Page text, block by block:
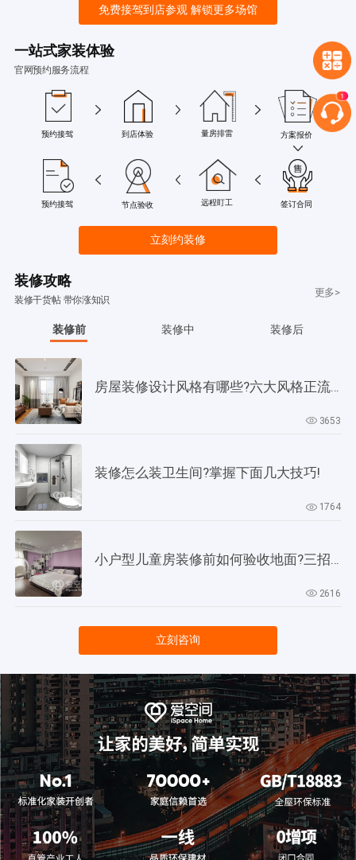
免费接驾到店参观 解锁更多场馆
一站式家装体验
官网预约服务流程
预约接驾 到店体验 量房排雷 方案报价
预约接驾 节点验收 远程盯工 签订合同
立刻约装修
装修攻略
装修干货帖 带你涨知识
更多>
装修前 装修中 装修后
房屋装修设计风格有哪些?六大风格正流行!
3653
装修怎么装卫生间?掌握下面几大技巧!
1764
2616
立刻咨询